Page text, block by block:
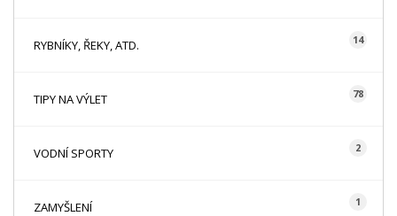
RYBNÍKY, ŘEKY, ATD. 14
TIPY NA VÝLET 78
VODNÍ SPORTY 2
ZAMYŠLENÍ 1